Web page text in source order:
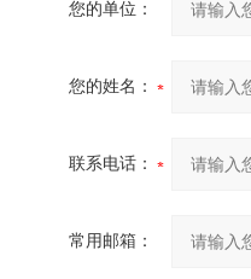
您的单位：
您的姓名：
联系电话：
常用邮箱：